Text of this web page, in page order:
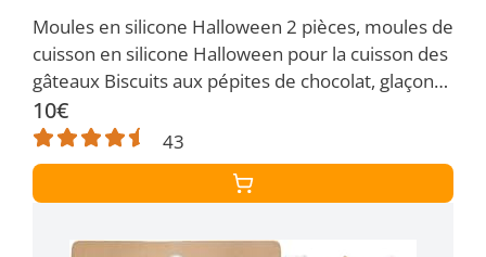
Moules en silicone Halloween 2 pièces, moules de
cuisson en silicone Halloween pour la cuisson des
gâteaux Biscuits aux pépites de chocolat, glaçons,
fête du savon artisanal et artisanat(jaune)…
10€
43